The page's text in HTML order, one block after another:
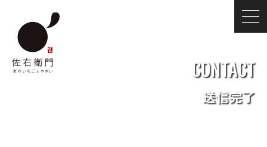
CONTACT
送信完了